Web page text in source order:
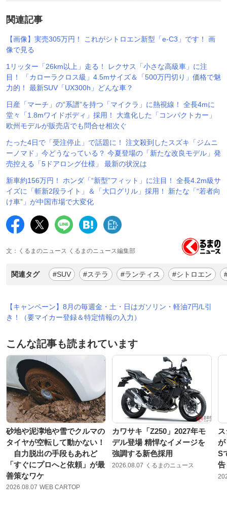
関連記事
【画像】実売305万円！ これがシトロエン新型「e-C3」です！ 画
像で見る
1リッター「26km以上」走る！ レクサス「小さな高級車」に注
目！ 「カローラクロス級」4.5mサイズ＆「500万円切り」価格で魅
力的！ 最新SUV「UX300h」どんな車？
日産「マーチ」の“系譜”を持つ「マイクラ」に熱視線！ 全長4mに
堂々「1.8mワイドボディ」採用！ 大進化した「コンパクトカー」
欧州モデルが販売店でも問合せ相次ぐ
たった4日で「受注停止」で話題に！ 注文殺到したスズキ「ジムニ
ーノマド」今どうなっている？ 今夏登場の「新たな改良モデル」発
売控える「5ドアロング仕様」 最新の状況は
新車約156万円！ ホンダ「“新型”フィット」に注目！ 全長4.2m級サ
イズに「斬新2段ライト」＆「大口グリル」採用！ 新たな「“若者向
け車”」が中国市場で大変化
文：くるまのニュース くるまのニュース編集部
関連タグ #SUV #ステラ #ランティス #シトロエン
【キャンペーン】8月の毎週金・土・日はガソリン・軽油7円/L引
き！（要マイカー登録＆特定情報の入力）
こんな記事も読まれています
砂地や泥濘地や雪でクルマの
タイヤが空転して動かない！
自力脱出の手段もあれど
「すぐにプロへと依頼」が最
善策なワケ
2026.08.07 WEB CARTOP
カワサキ「Z250」2027年モ
デル登場 精悍なイメージを
強調する新色採用
2026.08.07 くるまのニュース
が
S
告